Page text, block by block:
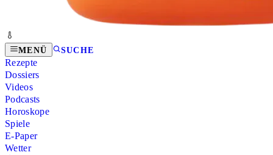
MENÜ SUCHE
Rezepte
Dossiers
Videos
Podcasts
Horoskope
Spiele
E-Paper
Wetter